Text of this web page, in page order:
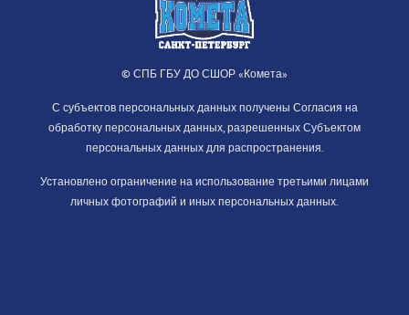
© СПБ ГБУ ДО СШОР «Комета»
С субъектов персональных данных получены Согласия на
обработку персональных данных, разрешенных Субъектом
персональных данных для распространения.
Установлено ограничение на использование третьими лицами
личных фотографий и иных персональных данных.